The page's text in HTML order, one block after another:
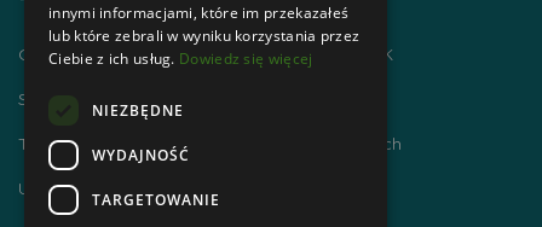
Chodzimy po górach i zdobywamy GOT PTTK
Szlaki Tatr Polskich
Tatrzańskie Centrum Szlaków Transgranicznych
Ubezpieczenie NNW dla członków PTTK
innymi informacjami, które im przekazałeś
lub które zebrali w wyniku korzystania przez
Ciebie z ich usług. Dowiedz się więcej
NIEZBĘDNE
WYDAJNOŚĆ
TARGETOWANIE